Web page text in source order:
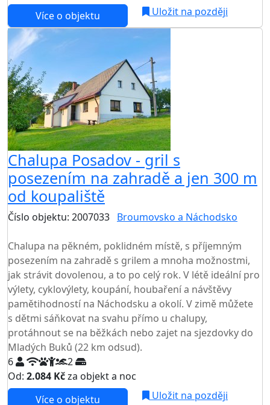
Více o objektu
Uložit na později
Chalupa Posadov - gril s
posezením na zahradě a jen 300 m
od koupaliště
Číslo objektu: 2007033 Broumovsko a Náchodsko
Chalupa na pěkném, poklidném místě, s příjemným
posezením na zahradě s grilem a mnoha možnostmi,
jak strávit dovolenou, a to po celý rok. V létě ideální pro
výlety, cyklovýlety, koupání, houbaření a návštěvy
pamětihodností na Náchodsku a okolí. V zimě můžete
s dětmi sáňkovat na svahu přímo u chalupy,
protáhnout se na běžkách nebo zajet na sjezdovky do
Mladých Buků (22 km odsud).
6
2
Od: 2.084 Kčza objekt a noc
Více o objektu
Uložit na později